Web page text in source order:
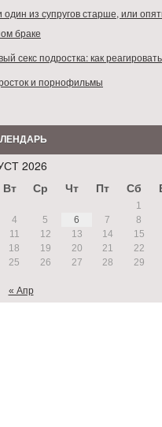
один из супругов старше, или
браке
секс подростка: как реагировать
и порнофильмы
2026
Вт Ср Чт Пт Сб
« Апр
1
4 5 6 7 8
11 12 13 14 15
18 19 20 21 22
25 26 27 28 29